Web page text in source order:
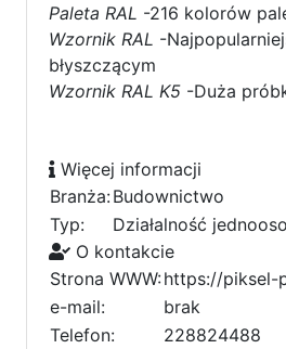
Paleta RAL -216 kolorów
Wzornik RAL -
błyszczącym
Wzornik RAL K5 -Duża
Więcej informacji
Branża:Budownictwo
Typ:
Działalność
O kontakcie
Strona WWW:https://piksel-
e-mail:
brak
Telefon:
228824488